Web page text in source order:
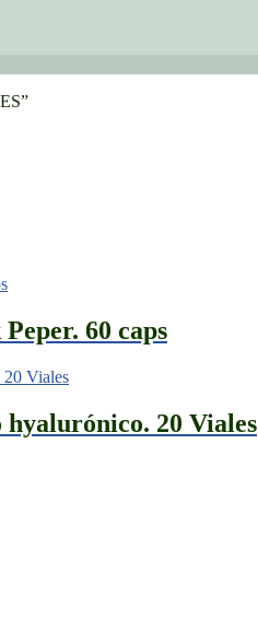
60 caps
20 Viales